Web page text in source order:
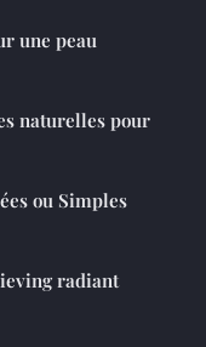
une peau
naturelles pour
ou Simples
radiant